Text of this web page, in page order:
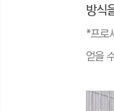
방식
*프로
얻을